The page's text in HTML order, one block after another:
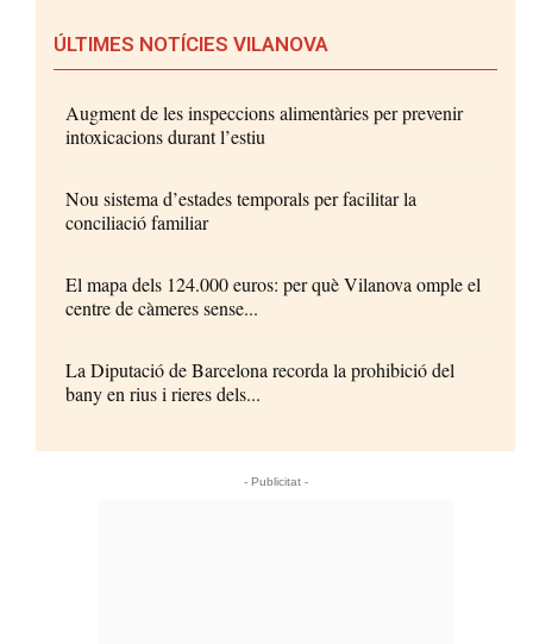
ÚLTIMES NOTÍCIES VILANOVA
Augment de les inspeccions alimentàries per prevenir
intoxicacions durant l’estiu
Nou sistema d’estades temporals per facilitar la
conciliació familiar
El mapa dels 124.000 euros: per què Vilanova omple el
centre de càmeres sense...
La Diputació de Barcelona recorda la prohibició del
bany en rius i rieres dels...
- Publicitat -